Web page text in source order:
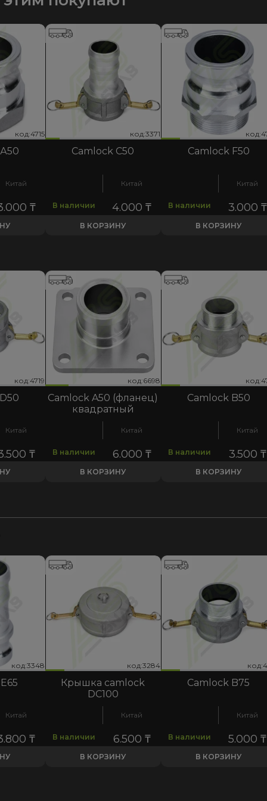
код:4715 код:4715
Китай
₸
код:3371 код:3371
Camlock C50
Китай
В наличии 4.000₸
В КОРЗИНУ
код:4721 код:4721
Camlock F50
Китай
В наличии 3.000 ₸
В КОРЗИНУ
код:4719 код:4719
Китай
₸
код:6698 код:6698
Camlock A50 (фланец)
квадратный
Китай
В наличии 6.000 ₸
В КОРЗИНУ
код:4717 код:4717
Camlock B50
Китай
В наличии 3.500 ₸
В КОРЗИНУ
код:3348 код:3348
Китай
₸
код:3284 код:3284
Крышка camlock
DC100
Китай
В наличии 6.500 ₸
В КОРЗИНУ
код:4711 код:4711
Camlock B75
Китай
В наличии 5.000₸
В КОРЗИНУ